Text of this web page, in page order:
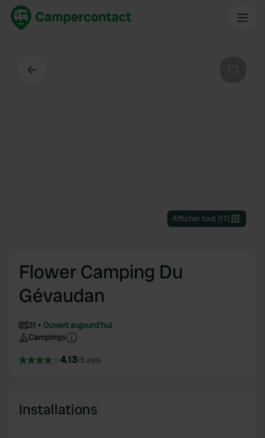
Afficher tout(17)
Flower Camping Du
Gévaudan
31
Ouvert aujourd'hui
Campings
4.1315 avis
Installations